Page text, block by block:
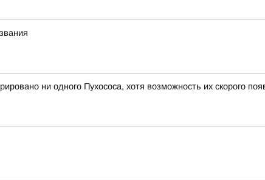
ни одного Пухососа, хотя возможность их скорого